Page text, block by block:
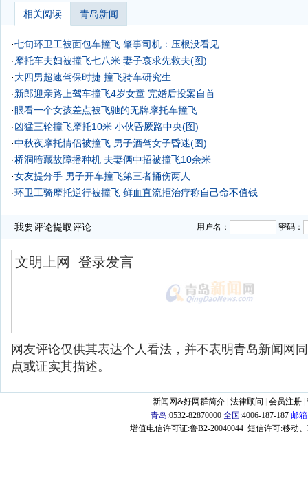
相关阅读 青岛新闻
·七旬环卫工被面包车撞飞 肇事司机：压根没看见
·摩托车夫妇被撞飞七八米 妻子哀求先救夫(图)
·大四男超速驾保时捷 撞飞骑车研究生
·新郎迎亲路上驾车撞飞4岁女童 完婚后投案自首
·眼看一个女孩差点被飞驰的无牌摩托车撞飞
·凶猛三轮撞飞摩托10米 小伙昏厥路中央(图)
·中秋夜摩托情侣被撞飞 男子酒驾女子昏迷(图)
·桥洞暗藏故障播种机 夫妻俩中招被撞飞10余米
·女友提分手 男子开车撞飞第三者捅伤两人
·环卫工骑摩托逆行被撞飞 鲜血直流拒治疗称自己命不值钱
我要评论提取评论... 用户名： 密码：
网友评论仅供其表达个人看法，并不表明青岛新闻网
点或证实其描述。